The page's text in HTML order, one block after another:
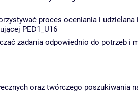
proces oceniania i
PED1_U16
zadania odpowiednio do potrzeb
oraz twórczego poszukiwania